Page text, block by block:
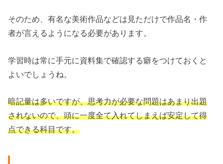
そのため、有名な美術作品などは見ただけで作品名・作
者が言えるようになる必要があります。
学習時は常に手元に資料集で確認する癖をつけておくと
よいでしょうね。
暗記量は多いですが、思考力が必要な問題はあまり出題
されないので、頭に一度全て入れてしまえば安定して得
点できる科目です。